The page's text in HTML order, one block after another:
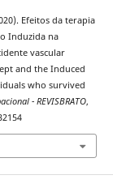
Efeitos da terapia
Induzida na
vascular
and the Induced
who survived
- REVISBRATO,